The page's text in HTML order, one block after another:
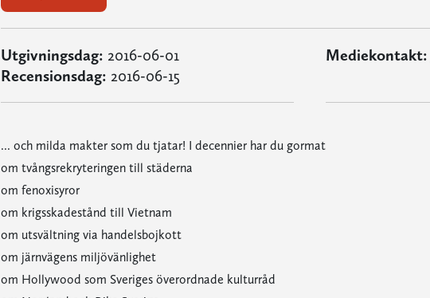
Utgivningsdag: 2016-06-01
Recensionsdag: 2016-06-15
Mediekontakt:
... och milda makter som du tjatar! I decennier har du gormat
om tvångsrekryteringen till städerna
om fenoxisyror
om krigsskadestånd till Vietnam
om utsvältning via handelsbojkott
om järnvägens miljövänlighet
om Hollywood som Sveriges överordnade kulturråd